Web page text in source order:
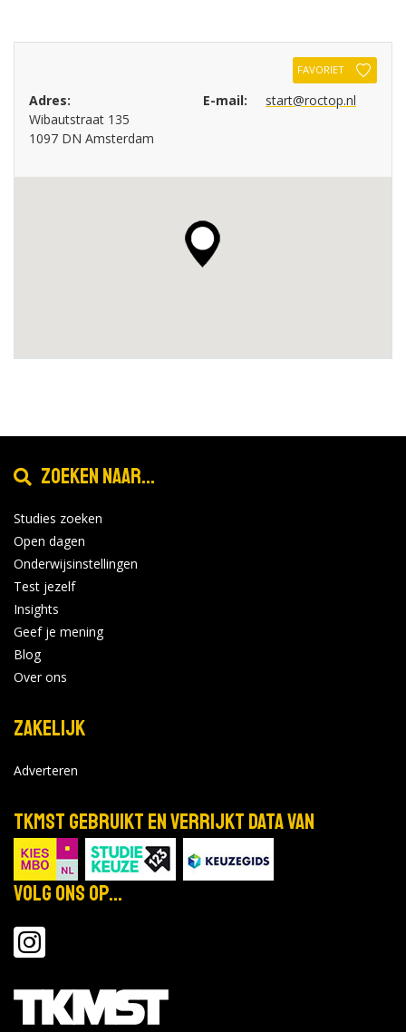
FAVORIET
Adres:
Wibautstraat 135
1097 DN Amsterdam
E-mail: start@roctop.nl
Zoeken naar...
Studies zoeken
Open dagen
Onderwijsinstellingen
Test jezelf
Insights
Geef je mening
Blog
Over ons
Zakelijk
Adverteren
TKMST gebruikt en verrijkt data van
Volg ons op...